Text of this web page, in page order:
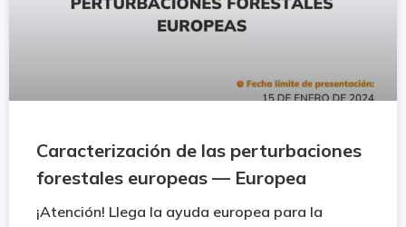
Caracterización de las perturbaciones
forestales europeas — Europea
¡Atención! Llega la ayuda europea para la